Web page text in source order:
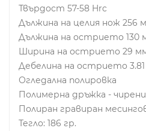
Твърдост 57-58 Hrc
Дължина на целия нож 256
Дължина на острието 130
Ширина на острието 29
Дебелина на острието
Огледална полировка
Полимерна дръжка -
Полиран гравиран
Тегло: 186 гр.